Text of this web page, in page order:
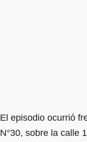
El episodio ocurrió
N°30, sobre la calle